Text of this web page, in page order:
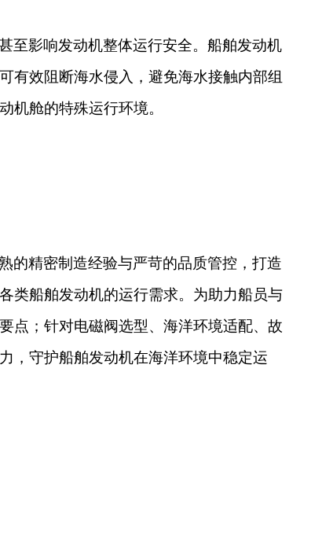
至影响发动机整体运行安全。船舶发动机
有效阻断海水侵入，避免海水接触内部组
机舱的特殊运行环境。
的精密制造经验与严苛的品质管控，打造
类船舶发动机的运行需求。为助力船员与
点；针对电磁阀选型、海洋环境适配、故
，守护船舶发动机在海洋环境中稳定运